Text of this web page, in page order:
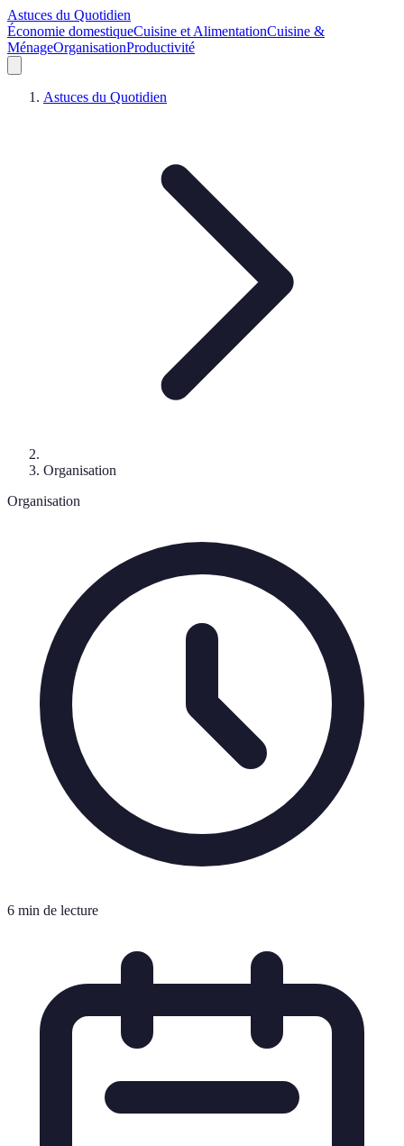
Astuces du Quotidien
Économie domestiqueCuisine et AlimentationCuisine &
MénageOrganisationProductivité
Astuces du Quotidien
Organisation
Organisation
6 min de lecture